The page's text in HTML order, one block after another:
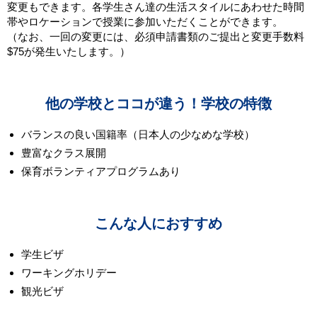
変更もできます。各学生さん達の生活スタイルにあわせた時間
帯やロケーションで授業に参加いただくことができます。
（なお、一回の変更には、必須申請書類のご提出と変更手数料
$75が発生いたします。）
他の学校とココが違う！学校の特徴
バランスの良い国籍率（日本人の少なめな学校）
豊富なクラス展開
保育ボランティアプログラムあり
こんな人におすすめ
学生ビザ
ワーキングホリデー
観光ビザ